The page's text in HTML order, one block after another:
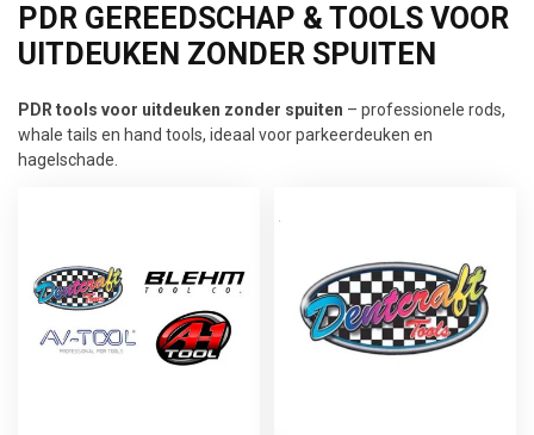
PDR GEREEDSCHAP & TOOLS VOOR
UITDEUKEN ZONDER SPUITEN
PDR tools voor uitdeuken zonder spuiten – professionele rods,
whale tails en hand tools, ideaal voor parkeerdeuken en
hagelschade.